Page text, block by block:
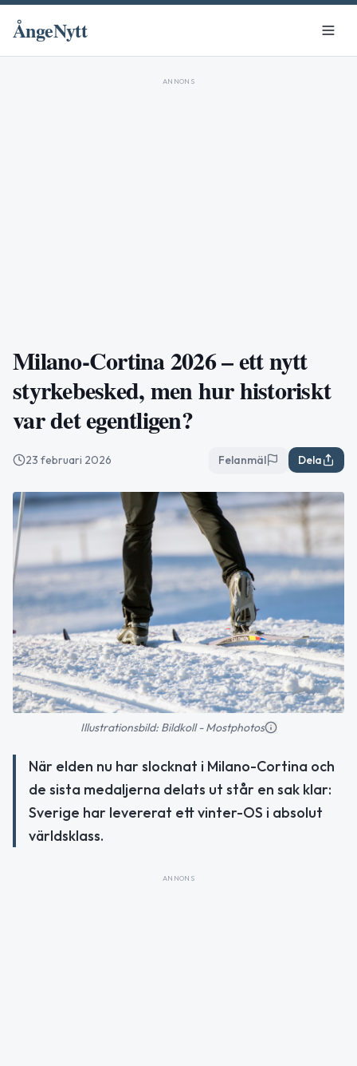
ÅngeNytt
ANNONS
Milano-Cortina 2026 – ett nytt
styrkebesked, men hur historiskt
var det egentligen?
23 februari 2026 Felanmäl Dela
Illustrationsbild: Bildkoll - Mostphotos
När elden nu har slocknat i Milano-Cortina och
de sista medaljerna delats ut står en sak klar:
Sverige har levererat ett vinter-OS i absolut
världsklass.
ANNONS